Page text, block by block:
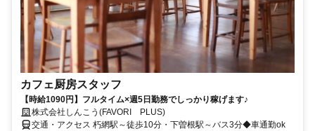
カフェ厨房スタッフ
【時給1090円】フルタイム×週5日勤務でしっかり稼げます♪
株式会社しんこう(FAVORI PLUS)
交通・アクセス 朽網駅～徒歩10分・下曽根駅～バス3分◆車通勤ok